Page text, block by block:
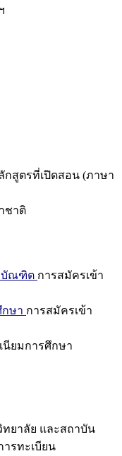
กสูตรที่เปิดสอน (ภาษา
ชาติ
บัณฑิต การสมัครเข้า
ษา การสมัครเข้า
นียมการศึกษา
ยาลัย และสถาบัน
รทะเบียน